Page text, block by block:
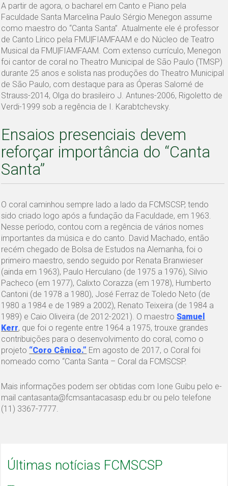
A partir de agora, o bacharel em Canto e Piano pela
Faculdade Santa Marcelina Paulo Sérgio Menegon assume
como maestro do “Canta Santa”. Atualmente ele é professor
de Canto Lírico pela FMU|FIAMFAAM e do Núcleo de Teatro
Musical da FMU|FIAMFAAM. Com extenso currículo, Menegon
foi cantor de coral no Theatro Municipal de São Paulo (TMSP)
durante 25 anos e solista nas produções do Theatro Municipal
de São Paulo, com destaque para as Óperas Salomé de
Strauss-2014, Olga do brasileiro J. Antunes-2006, Rigoletto de
Verdi-1999 sob a regência de I. Karabtchevsky.
Ensaios presenciais devem
reforçar importância do “Canta
Santa”
O coral caminhou sempre lado a lado da FCMSCSP, tendo
sido criado logo após a fundação da Faculdade, em 1963.
Nesse período, contou com a regência de vários nomes
importantes da música e do canto. David Machado, então
recém chegado de Bolsa de Estudos na Alemanha, foi o
primeiro maestro, sendo seguido por Renata Branwieser
(ainda em 1963), Paulo Herculano (de 1975 a 1976), Silvio
Pacheco (em 1977), Calixto Corazza (em 1978), Humberto
Cantoni (de 1978 a 1980), José Ferraz de Toledo Neto (de
1980 a 1984 e de 1989 a 2002), Renato Teixeira (de 1984 a
1989) e Caio Oliveira (de 2012-2021). O maestroSamuel
Kerr, que foi o regente entre 1964 a 1975, trouxe grandes
contribuições para o desenvolvimento do coral, como o
projeto “Coro Cênico.” Em agosto de 2017, o Coral foi
nomeado como “Canta Santa – Coral da FCMSCSP.
Mais informações podem ser obtidas com Ione Guibu pelo e-
mail cantasanta@fcmsantacasasp.edu.br ou pelo telefone
(11) 3367-7777.
Últimas notícias FCMSCSP